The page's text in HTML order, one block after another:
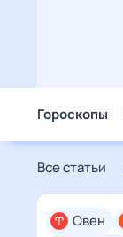
Гороскопы
Все статьи
Овен